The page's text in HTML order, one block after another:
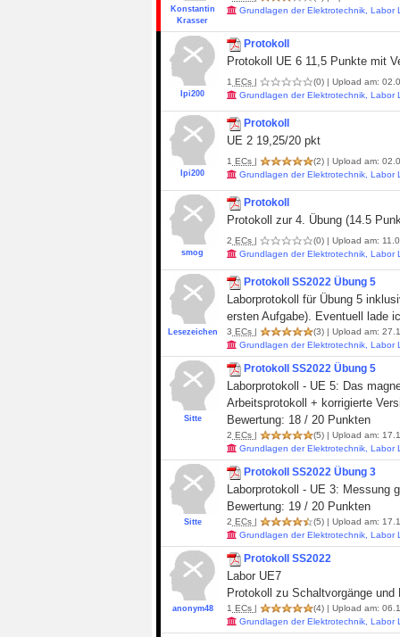
Konstantin
Krasser
Grundlagen der Elektrotechnik, Labor
Ipi200
Protokoll
Protokoll UE 6 11,5 Punkte mit
1 ECs | (0) | Upload am:
Grundlagen der Elektrotechnik, Labor
Ipi200
Protokoll
UE 2 19,25/20 pkt
1 ECs | (2) | Upload am:
Grundlagen der Elektrotechnik, Labor
smog
Protokoll
Protokoll zur 4. Übung (14.5
2 ECs | (0) | Upload am:
Grundlagen der Elektrotechnik, Labor
Lesezeichen
Protokoll SS2022 Übung 5
Laborprotokoll für Übung 5
ersten Aufgabe). Eventuell lade
3 ECs | (3) | Upload am:
Grundlagen der Elektrotechnik, Labor
Sitte
Protokoll SS2022 Übung 5
Laborprotokoll - UE 5: Das
Arbeitsprotokoll + korrigierte
Bewertung: 18 / 20 Punkten
2 ECs | (5) | Upload am:
Grundlagen der Elektrotechnik, Labor
Sitte
Protokoll SS2022 Übung 3
Laborprotokoll - UE 3: Messung
Bewertung: 19 / 20 Punkten
2 ECs | (5) | Upload am:
Grundlagen der Elektrotechnik, Labor
anonym48
Protokoll SS2022
Labor UE7
Protokoll zu Schaltvorgänge und
1 ECs | (4) | Upload am:
Grundlagen der Elektrotechnik, Labor